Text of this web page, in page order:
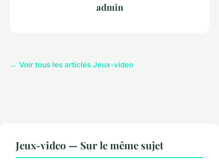
admin
← Voir tous les articles Jeux-video
Jeux-video — Sur le même sujet